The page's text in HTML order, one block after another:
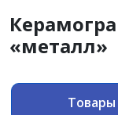
«металл»
Товары